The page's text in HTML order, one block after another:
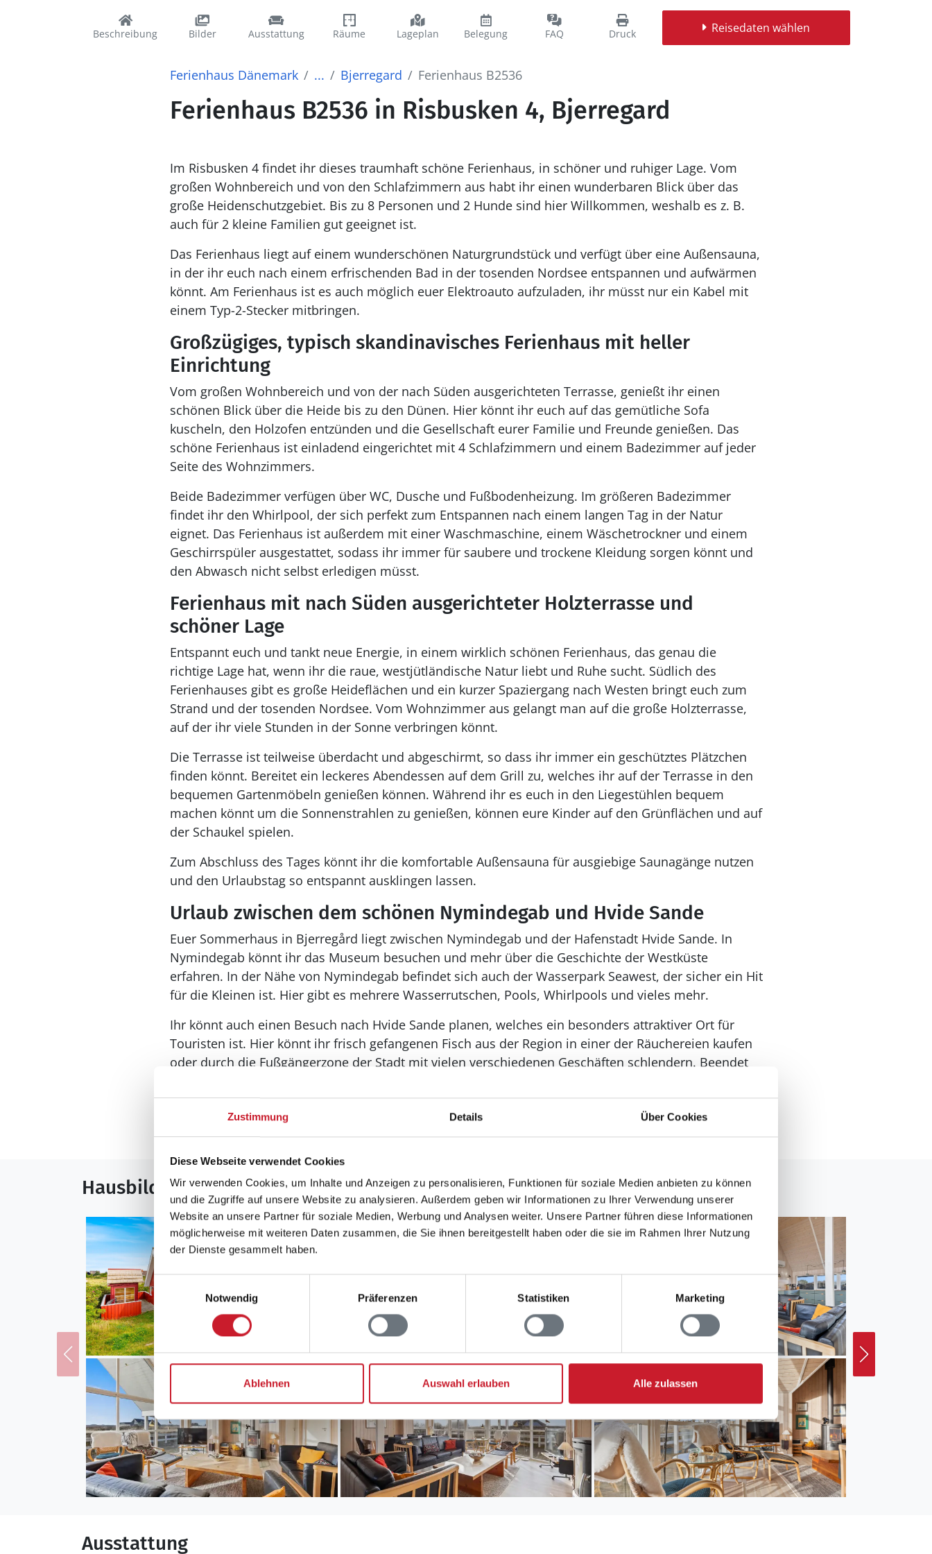
Zustimmung Details Über Cookies
Diese Webseite verwendet Cookies
Wir verwenden Cookies, um Inhalte und Anzeigen zu personalisieren, Funktionen für soziale Medien anbieten zu können
und die Zugriffe auf unsere Website zu analysieren. Außerdem geben wir Informationen zu Ihrer Verwendung unserer
Website an unsere Partner für soziale Medien, Werbung und Analysen weiter. Unsere Partner führen diese Informationen
möglicherweise mit weiteren Daten zusammen, die Sie ihnen bereitgestellt haben oder die sie im Rahmen Ihrer Nutzung
der Dienste gesammelt haben.
Notwendig
Präferenzen Statistiken Marketing
Ablehnen Auswahl erlauben Alle zulassen
Beschreibung Bilder Ausstattung Räume Lageplan Belegung FAQ Druck Reisedaten wählen
Ferienhaus Dänemark ... Bjerregard Ferienhaus B2536
Ferienhaus B2536 in Risbusken 4, Bjerregard
Im Risbusken 4 findet ihr dieses traumhaft schöne Ferienhaus, in schöner und ruhiger Lage. Vom
großen Wohnbereich und von den Schlafzimmern aus habt ihr einen wunderbaren Blick über das
große Heidenschutzgebiet. Bis zu 8 Personen und 2 Hunde sind hier Willkommen, weshalb es z. B.
auch für 2 kleine Familien gut geeignet ist.
Das Ferienhaus liegt auf einem wunderschönen Naturgrundstück und verfügt über eine Außensauna,
in der ihr euch nach einem erfrischenden Bad in der tosenden Nordsee entspannen und aufwärmen
könnt. Am Ferienhaus ist es auch möglich euer Elektroauto aufzuladen, ihr müsst nur ein Kabel mit
einem Typ-2-Stecker mitbringen.
Großzügiges, typisch skandinavisches Ferienhaus mit heller
Einrichtung
Vom großen Wohnbereich und von der nach Süden ausgerichteten Terrasse, genießt ihr einen
schönen Blick über die Heide bis zu den Dünen. Hier könnt ihr euch auf das gemütliche Sofa
kuscheln, den Holzofen entzünden und die Gesellschaft eurer Familie und Freunde genießen. Das
schöne Ferienhaus ist einladend eingerichtet mit 4 Schlafzimmern und einem Badezimmer auf jeder
Seite des Wohnzimmers.
Beide Badezimmer verfügen über WC, Dusche und Fußbodenheizung. Im größeren Badezimmer
findet ihr den Whirlpool, der sich perfekt zum Entspannen nach einem langen Tag in der Natur
eignet. Das Ferienhaus ist außerdem mit einer Waschmaschine, einem Wäschetrockner und einem
Geschirrspüler ausgestattet, sodass ihr immer für saubere und trockene Kleidung sorgen könnt und
den Abwasch nicht selbst erledigen müsst.
Ferienhaus mit nach Süden ausgerichteter Holzterrasse und
schöner Lage
Entspannt euch und tankt neue Energie, in einem wirklich schönen Ferienhaus, das genau die
richtige Lage hat, wenn ihr die raue, westjütländische Natur liebt und Ruhe sucht. Südlich des
Ferienhauses gibt es große Heideflächen und ein kurzer Spaziergang nach Westen bringt euch zum
Strand und der tosenden Nordsee. Vom Wohnzimmer aus gelangt man auf die große Holzterrasse,
auf der ihr viele Stunden in der Sonne verbringen könnt.
Die Terrasse ist teilweise überdacht und abgeschirmt, so dass ihr immer ein geschütztes Plätzchen
finden könnt. Bereitet ein leckeres Abendessen auf dem Grill zu, welches ihr auf der Terrasse in den
bequemen Gartenmöbeln genießen können. Während ihr es euch in den Liegestühlen bequem
machen könnt um die Sonnenstrahlen zu genießen, können eure Kinder auf den Grünflächen und auf
der Schaukel spielen.
Zum Abschluss des Tages könnt ihr die komfortable Außensauna für ausgiebige Saunagänge nutzen
und den Urlaubstag so entspannt ausklingen lassen.
Urlaub zwischen dem schönen Nymindegab und Hvide Sande
Euer Sommerhaus in Bjerregård liegt zwischen Nymindegab und der Hafenstadt Hvide Sande. In
Nymindegab könnt ihr das Museum besuchen und mehr über die Geschichte der Westküste
erfahren. In der Nähe von Nymindegab befindet sich auch der Wasserpark Seawest, der sicher ein Hit
für die Kleinen ist. Hier gibt es mehrere Wasserrutschen, Pools, Whirlpools und vieles mehr.
Ihr könnt auch einen Besuch nach Hvide Sande planen, welches ein besonders attraktiver Ort für
Touristen ist. Hier könnt ihr frisch gefangenen Fisch aus der Region in einer der Räuchereien kaufen
oder durch die Fußgängerzone der Stadt mit vielen verschiedenen Geschäften schlendern. Beendet
Mehr anzeigen
Hausbilder
Ausstattung